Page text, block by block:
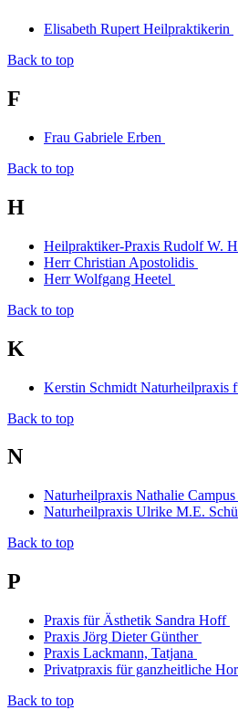
Elisabeth Rupert Heilpraktikerin
Back to top
F
Frau Gabriele Erben
Back to top
H
Heilpraktiker-Praxis Rudolf W.
Herr Christian Apostolidis
Herr Wolfgang Heetel
Back to top
K
Kerstin Schmidt Naturheilpraxis
Back to top
N
Naturheilpraxis Nathalie Campus
Naturheilpraxis Ulrike M.E.
Back to top
P
Praxis für Ästhetik Sandra Hoff
Praxis Jörg Dieter Günther
Praxis Lackmann, Tatjana
Privatpraxis für ganzheitliche
Back to top